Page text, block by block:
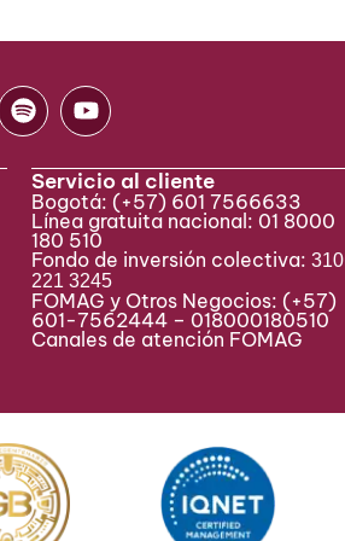
Servicio al cliente
Bogotá: (+57) 601 7566633
Línea gratuita nacional: 01 8000
180 510
Fondo de inversión colectiva: 310
221 3245
FOMAG y Otros Negocios: (+57)
601-7562444 – 018000180510
Canales de atención FOMAG